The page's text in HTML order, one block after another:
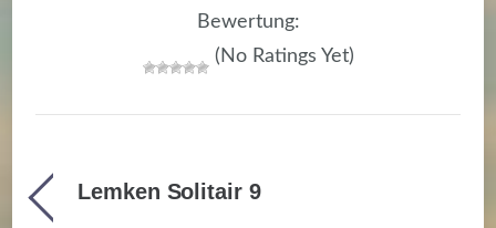
Bewertung:
(No Ratings Yet)
Lemken Solitair 9